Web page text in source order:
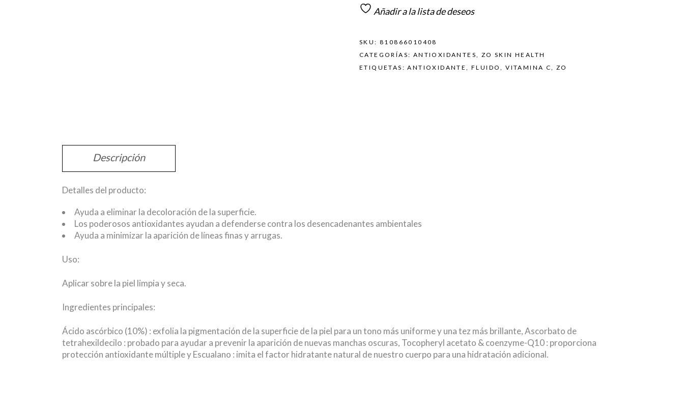
Añadir a la lista de deseos
SKU: 810866010408
CATEGORÍAS: ANTIOXIDANTES, ZO SKIN HEALTH
ETIQUETAS:ANTIOXIDANTE,FLUIDO,VITAMINA C,ZO
Descripción
Detalles del producto:
Ayuda a eliminar la decoloración de la superficie.
Los poderosos antioxidantes ayudan a defenderse contra los desencadenantes ambientales
Ayuda a minimizar la aparición de líneas finas y arrugas.
Uso:
Aplicar sobre la piel limpia y seca.
Ingredientes principales:
Ácido ascórbico (10%) : exfolia la pigmentación de la superficie de la piel para un tono más uniforme y una tez más brillante, Ascorbato de
tetrahexildecilo : probado para ayudar a prevenir la aparición de nuevas manchas oscuras, Tocopheryl acetato & coenzyme-Q10 : proporciona
protección antioxidante múltiple y Escualano : imita el factor hidratante natural de nuestro cuerpo para una hidratación adicional.